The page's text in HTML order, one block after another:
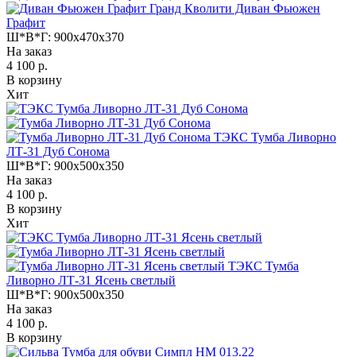
Гранд Кволити Диван Фьюжен
Графит
Ш*В*Г: 900x470x370
На заказ
4 100 р.
В корзину
Хит
ТЭКС Тумба Ливорно
ЛТ-31 Дуб Сонома
Ш*В*Г: 900x500x350
На заказ
4 100 р.
В корзину
Хит
ТЭКС Тумба
Ливорно ЛТ-31 Ясень светлый
Ш*В*Г: 900x500x350
На заказ
4 100 р.
В корзину